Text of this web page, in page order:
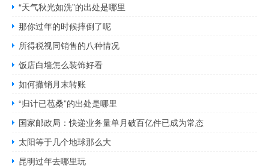
“天气秋光如洗”的出处是哪里
那你过年的时候摔倒了呢
所得税视同销售的八种情况
饭店白墙怎么装饰好看
如何撤销月末转账
“归计已苞桑”的出处是哪里
国家邮政局：快递业务量单月破百亿件已成为常态
太阳等于几个地球那么大
昆明过年去哪里玩